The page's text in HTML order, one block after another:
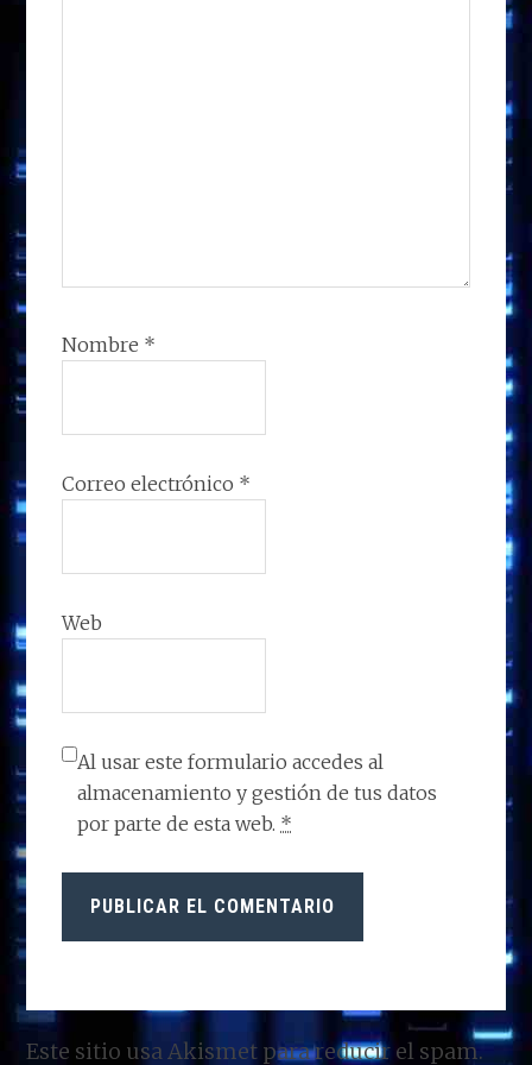
Nombre *
Correo electrónico *
Web
Al usar este formulario accedes al
almacenamiento y gestión de tus datos
por parte de esta web. *
Este sitio usa Akismet para reducir el spam.